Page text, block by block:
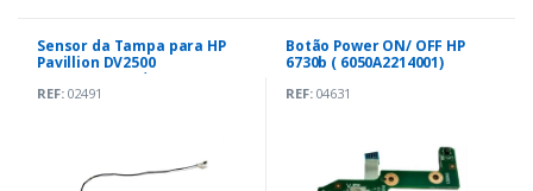
Sensor da Tampa para HP
Pavillion DV2500
(50.4F606.001) *
REF:02491
Botão Power ON/ OFF HP
6730b ( 6050A2214001)
REF:04631